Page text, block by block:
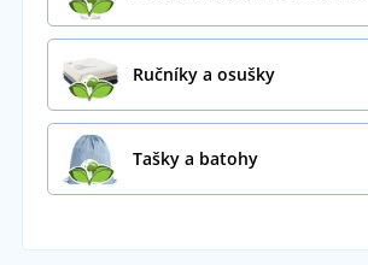
Ručníky a osušky
Tašky a batohy